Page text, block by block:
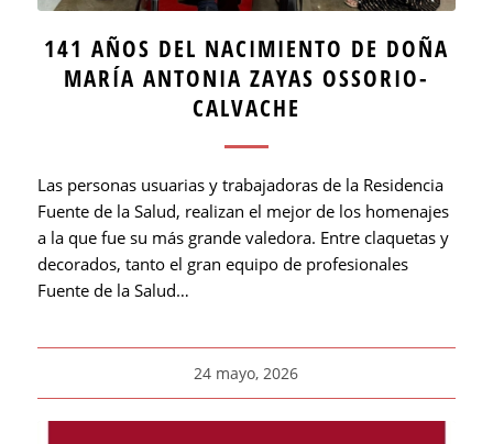
141 AÑOS DEL NACIMIENTO DE DOÑA
MARÍA ANTONIA ZAYAS OSSORIO-
CALVACHE
Las personas usuarias y trabajadoras de la Residencia
Fuente de la Salud, realizan el mejor de los homenajes
a la que fue su más grande valedora. Entre claquetas y
decorados, tanto el gran equipo de profesionales
Fuente de la Salud…
24 mayo, 2026